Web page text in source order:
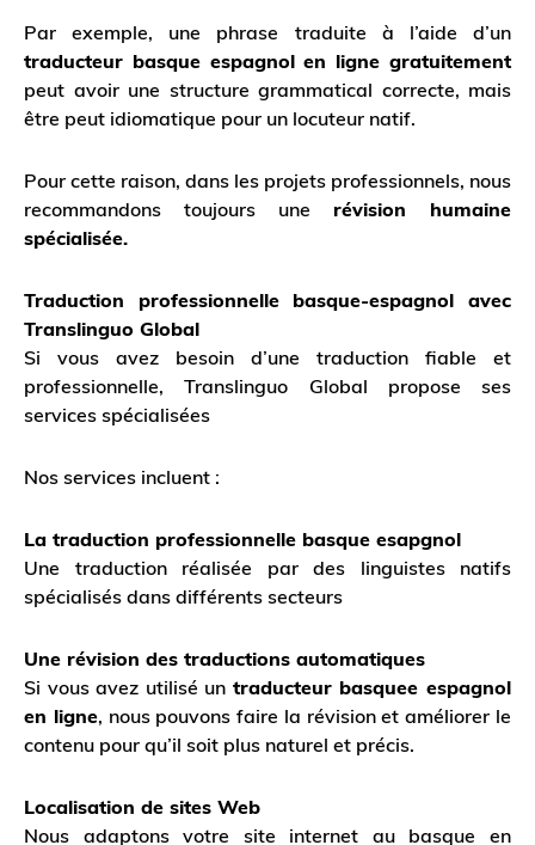
Par exemple, une phrase traduite à l’aide d’un
traducteur basque espagnol en ligne gratuitement
peut avoir une structure grammatical correcte, mais
être peut idiomatique pour un locuteur natif.
Pour cette raison, dans les projets professionnels, nous
recommandons toujours une révision humaine
spécialisée.
Traduction professionnelle basque-espagnol avec
Translinguo Global
Si vous avez besoin d’une traduction fiable et
professionnelle, Translinguo Global propose ses
services spécialisées
Nos services incluent :
La traduction professionnelle basque esapgnol
Une traduction réalisée par des linguistes natifs
spécialisés dans différents secteurs
Une révision des traductions automatiques
Si vous avez utilisé un traducteur basquee espagnol
en ligne, nous pouvons faire la révision et améliorer le
contenu pour qu’il soit plus naturel et précis.
Localisation de sites Web
Nous adaptons votre site internet au basque en